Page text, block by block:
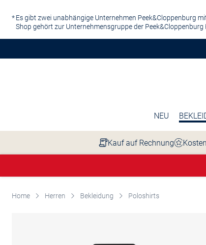
Es gibt zwei unabhängige Unternehmen Peek&Cloppenburg
Shop gehört zur Unternehmensgruppe der
NEU
Kauf auf Rechnung
Home Herren Bekleidung Poloshirts